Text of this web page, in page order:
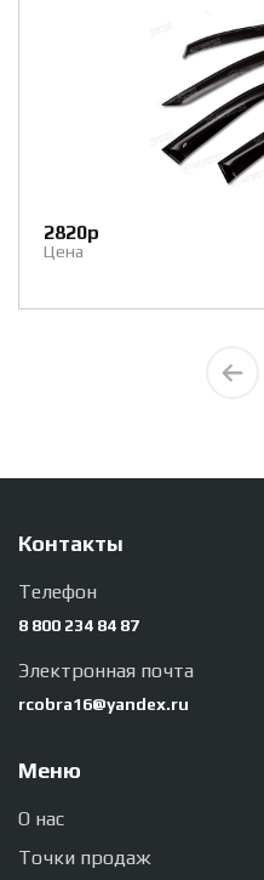
Купить
Контакты
Телефон
8 800 234 84 87
Электронная почта
rcobra16@yandex.ru
Меню
О нас
Точки продаж